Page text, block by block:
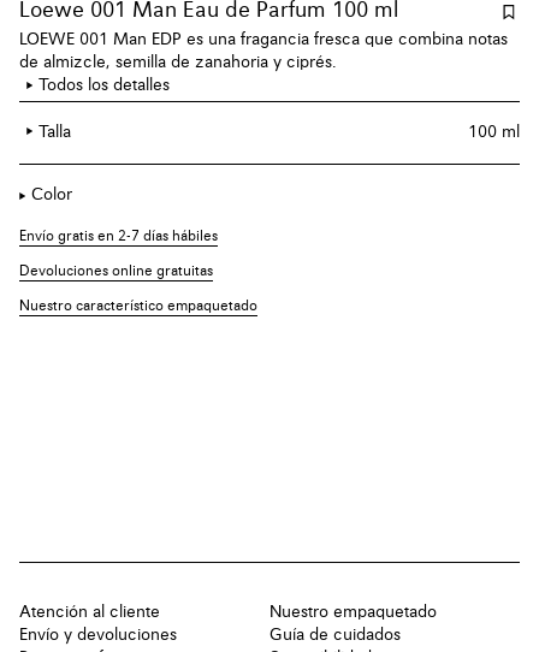
Loewe 001 Man Eau de Parfum 100 ml
LOEWE 001 Man EDP es una fragancia fresca que combina notas
de almizcle, semilla de zanahoria y ciprés.
Todos los detalles
Talla 100 ml
Color
Envío gratis en 2-7 días hábiles
Devoluciones online gratuitas
Nuestro característico empaquetado
Atención al cliente
Envío y devoluciones
Nuestro empaquetado
Guía de cuidados